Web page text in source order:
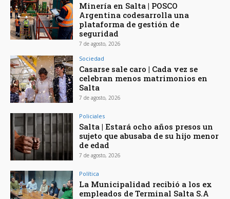
Minería en Salta | POSCO
Argentina codesarrolla una
plataforma de gestión de
seguridad
7 de agosto, 2026
Sociedad
Casarse sale caro | Cada vez se
celebran menos matrimonios en
Salta
7 de agosto, 2026
Policiales
Salta | Estará ocho años presos un
sujeto que abusaba de su hijo menor
de edad
7 de agosto, 2026
Política
La Municipalidad recibió a los ex
empleados de Terminal Salta S.A